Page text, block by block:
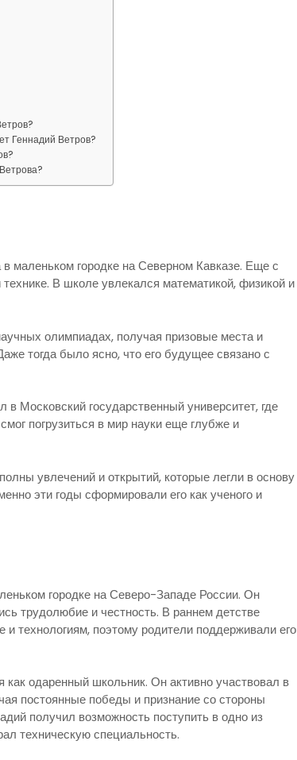
Геннадий Ветров?
маленьком городке на Северном Кавказе. Еще с
технике. В школе увлекался математикой, физикой и
олимпиадах, получая призовые места и
тогда было ясно, что его будущее связано с
Московский государственный университет, где
погрузиться в мир науки еще глубже и
увлечений и открытий, которые легли в основу
эти годы сформировали его как ученого и
городке на Северо-Западе России. Он
трудолюбие и честность. В раннем детстве
технологиям, поэтому родители поддерживали его
одаренный школьник. Он активно участвовал в
постоянные победы и признание со стороны
получил возможность поступить в одно из
техническую специальность.